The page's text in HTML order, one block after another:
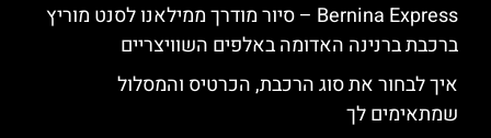
Bernina Express – סיור מודרך ממילאנו לסנט מוריץ
ברכבת ברנינה האדומה באלפים השוויצריים
איך לבחור את סוג הרכבת, הכרטיס והמסלול
שמתאימים לך